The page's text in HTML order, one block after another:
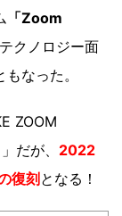
「Zoom
クノロジー面
なった。
ZOOM
だが、 2022
復刻 となる！